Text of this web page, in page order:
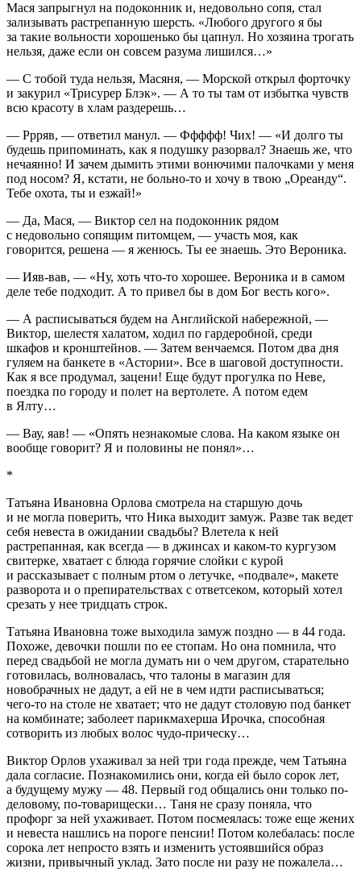
Мася запрыгнул на подоконник и, недовольно сопя, стал
зализывать растрепанную шерсть. «Любого другого я бы
за такие вольности хорошенько бы цапнул. Но хозяина трогать
нельзя, даже если он совсем разума лишился…»
— С тобой туда нельзя, Масяня, — Морской открыл форточку
и закурил «Трисурер Блэк». — А то ты там от избытка чувств
всю красоту в хлам раздерешь…
— Ррряв, — ответил манул. — Ффффф! Чих! — «И долго ты
будешь припоминать, как я подушку разорвал? Знаешь же, что
нечаянно! И зачем дымить этими вонючими палочками у меня
под носом? Я, кстати, не больно-то и хочу в твою „Ореанду“.
Тебе охота, ты и езжай!»
— Да, Мася, — Виктор сел на подоконник рядом
с недовольно сопящим питомцем, — участь моя, как
говорится, решена — я женюсь. Ты ее знаешь. Это Вероника.
— Ияв-вав, — «Ну, хоть что-то хорошее. Вероника и в самом
деле тебе подходит. А то привел бы в дом Бог весть кого».
— А расписываться будем на Английской набережной, —
Виктор, шелестя халатом, ходил по гардеробной, среди
шкафов и кронштейнов. — Затем венчаемся. Потом два дня
гуляем на банкете в «Астории». Все в шаговой доступности.
Как я все продумал, зацени! Еще будут прогулка по Неве,
поездка по городу и полет на вертолете. А потом едем
в Ялту…
— Вау, яав! — «Опять незнакомые слова. На каком языке он
вообще говорит? Я и половины не понял»…
*
Татьяна Ивановна Орлова смотрела на старшую дочь
и не могла поверить, что Ника выходит замуж. Разве так ведет
себя невеста в ожидании свадьбы? Влетела к ней
растрепанная, как всегда — в джинсах и каком-то кургузом
свитерке, хватает с блюда горячие слойки с курой
и рассказывает с полным ртом о летучке, «подвале», макете
разворота и о препирательствах с ответсеком, который хотел
срезать у нее тридцать строк.
Татьяна Ивановна тоже выходила замуж поздно — в 44 года.
Похоже, девочки пошли по ее стопам. Но она помнила, что
перед свадьбой не могла думать ни о чем другом, старательно
готовилась, волновалась, что талоны в магазин для
новобрачных не дадут, а ей не в чем идти расписываться;
чего-то на столе не хватает; что не дадут столовую под банкет
на комбинате; заболеет парикмахерша Ирочка, способная
сотворить из любых волос чудо-прическу…
Виктор Орлов ухаживал за ней три года прежде, чем Татьяна
дала согласие. Познакомились они, когда ей было сорок лет,
а будущему мужу — 48. Первый год общались они только по-
деловому, по-товарищески… Таня не сразу поняла, что
профорг за ней ухаживает. Потом посмеялась: тоже еще жених
и невеста нашлись на пороге пенсии! Потом колебалась: после
сорока лет непросто взять и изменить устоявшийся образ
жизни, привычный уклад. Зато после ни разу не пожалела…